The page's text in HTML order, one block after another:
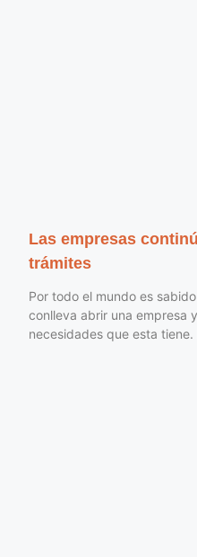
Las empresas
trámites
Por todo el mundo es
conlleva abrir una empresa
necesidades que esta